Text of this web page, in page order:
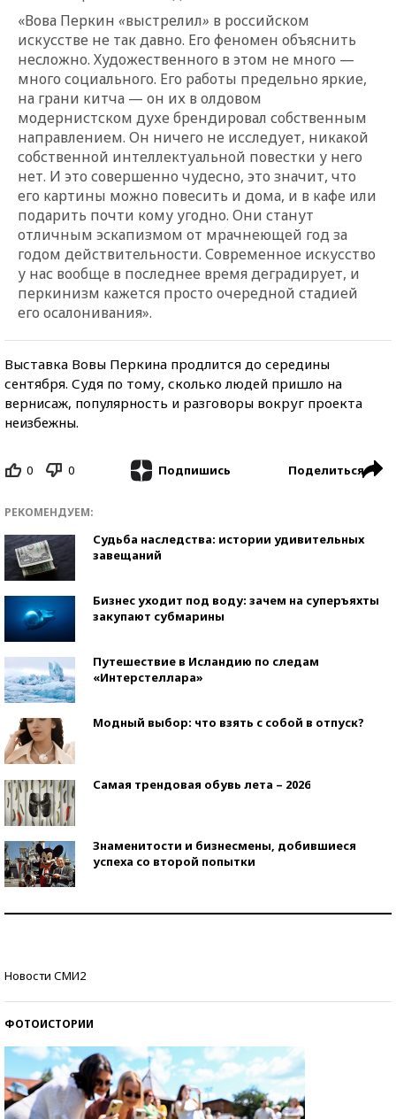
«Вова Перкин «выстрелил» в российском
искусстве не так давно. Его феномен объяснить
несложно. Художественного в этом не много —
много социального. Его работы предельно яркие,
на грани китча — он их в олдовом
модернистском духе брендировал собственным
направлением. Он ничего не исследует, никакой
собственной интеллектуальной повестки у него
нет. И это совершенно чудесно, это значит, что
его картины можно повесить и дома, и в кафе или
подарить почти кому угодно. Они станут
отличным эскапизмом от мрачнеющей год за
годом действительности. Современное искусство
у нас вообще в последнее время деградирует, и
перкинизм кажется просто очередной стадией
его осалонивания».
Выставка Вовы Перкина продлится до середины
сентября. Судя по тому, сколько людей пришло на
вернисаж, популярность и разговоры вокруг проекта
неизбежны.
0 0 Подпишись Поделиться
РЕКОМЕНДУЕМ:
Судьба наследства: истории удивительных
завещаний
Бизнес уходит под воду: зачем на суперъяхты
закупают субмарины
Путешествие в Исландию по следам
«Интерстеллара»
Модный выбор: что взять с собой в отпуск?
Самая трендовая обувь лета – 2026
Знаменитости и бизнесмены, добившиеся
успеха со второй попытки
Новости СМИ2
ФОТОИСТОРИИ